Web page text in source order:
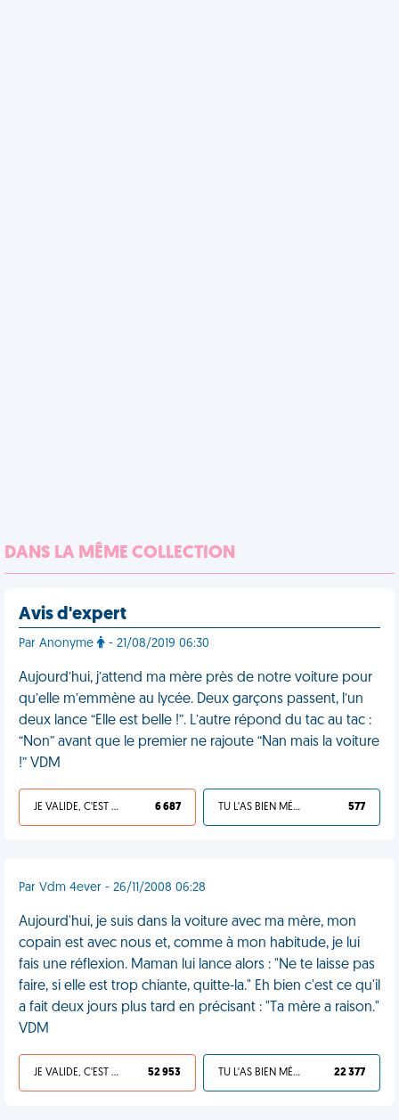
DANS LA MÊME COLLECTION
Avis d'expert
Par Anonyme - 21/08/2019 06:30
Aujourd’hui, j’attend ma mère près de notre voiture pour
qu’elle m’emmène au lycée. Deux garçons passent, l’un
deux lance “Elle est belle !”. L’autre répond du tac au tac :
“Non” avant que le premier ne rajoute “Nan mais la voiture
!” VDM
JE VALIDE, C'EST UNE VDM 6 687 TU L'AS BIEN MÉRITÉ 577
Par Vdm 4ever - 26/11/2008 06:28
Aujourd'hui, je suis dans la voiture avec ma mère, mon
copain est avec nous et, comme à mon habitude, je lui
fais une réflexion. Maman lui lance alors : "Ne te laisse pas
faire, si elle est trop chiante, quitte-la." Eh bien c'est ce qu'il
a fait deux jours plus tard en précisant : "Ta mère a raison."
VDM
JE VALIDE, C'EST UNE VDM 52 953 TU L'AS BIEN MÉRITÉ 22 377